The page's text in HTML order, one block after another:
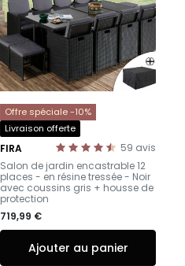
Offre spéciale -10%
Livraison offerte
59 avis
FIRA
-
Salon de jardin encastrable 12
places - en résine tressée - Noir
avec coussins gris + housse de
protection
719,99 €
Ajouter au panier